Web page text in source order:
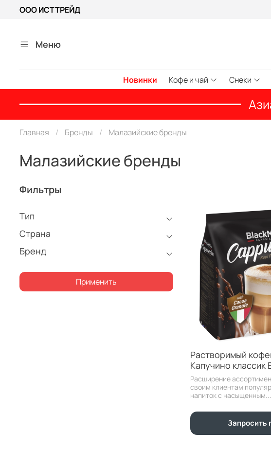
ООО ИСТТРЕЙД
Меню
Новинки Кофе и чай Снеки
Главная Бренды Малазийские бренды
Малазийские бренды
Растворимый
Капучино классик
Расширение
своим клиентам
напиток с насыщенным...
Запросить
Фильтры
Тип
Страна
Бренд
Применить